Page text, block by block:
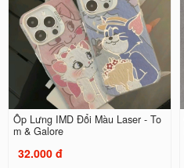
Ốp Lưng IMD Đổi Màu Laser - To
m & Galore
32.000 đ